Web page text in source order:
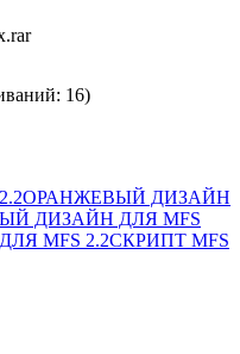
16)
ОРАНЖЕВЫЙ ДИЗАЙН
ДИЗАЙН ДЛЯ MFS
MFS 2.2СКРИПТ MFS